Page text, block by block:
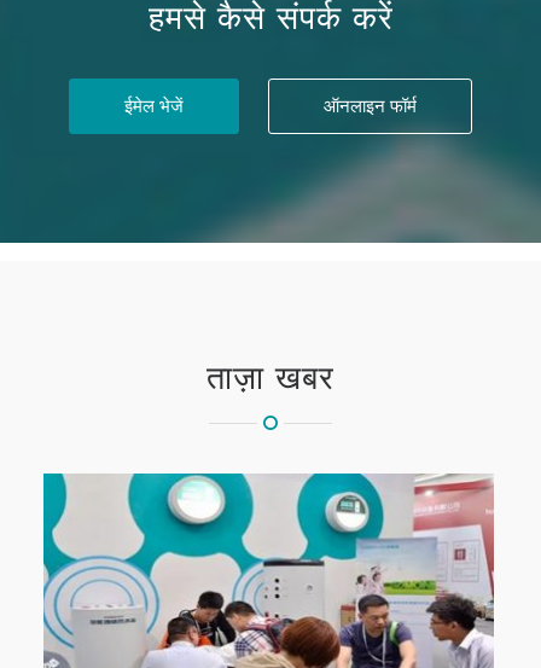
हमसे कैसे संपर्क करें
ईमेल भेजें ऑनलाइन फॉर्म
ताज़ा खबर